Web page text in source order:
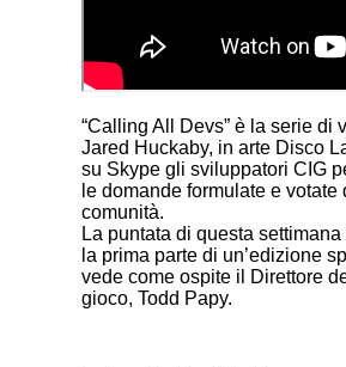
“Calling All Devs” è la serie di
Jared Huckaby, in arte Disco
su Skype gli sviluppatori CIG
le domande formulate e votate
comunità.
La puntata di questa
la prima parte di un’edizione
vede come ospite il Direttore
gioco, Todd Papy.